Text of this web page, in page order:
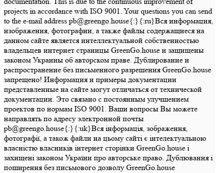
projects in accordance with ISO 9001. Your questions you can send
to the e-mail address pb@greengo.house{:}{:ru}Вся информация,
изображения, фотографии, а также файлы содержащиеся на
данном сайте является интеллектуальной собственностью
владельцев интернет страницы GreenGo.house и защищены
законом Украины об авторском праве. Дублирование и
распространение без письменного разрешения GreenGo.house
запрещено! Информация и примеры документации
представленные на сайте могут отличаться от технической
документации. Это связано с постоянным улучшением
проектов по нормам ISO 9001. Ваши вопросы Вы можете
направлять по адресу электронной почты
pb@greengo.house{:}{:uk}Вся інформація, зображення,
фотографії, а також файли на цьому сайті є інтелектуальною
власністю власників інтернет сторінки GreenGo.house і
захищені законом України про авторське право. Дублювання і
поширення без письмового дозволу GreenGo.house